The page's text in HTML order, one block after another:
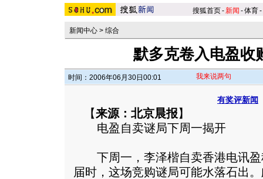
搜狐首页-新闻 -体育-
新闻中心 > 综合
默多克卷入电盈收
时间：2006年06月30日00:01 我来说两句
有奖评新闻
【来源：北京晨报】
电盈自卖谜局下周一揭开
下周一，李泽楷自卖香港电讯盈
届时，这场竞购谜局可能水落石出